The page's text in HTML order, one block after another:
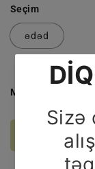
Seçim
ədəd
Miqdar